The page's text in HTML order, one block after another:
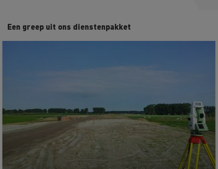
Een greep uit ons dienstenpakket